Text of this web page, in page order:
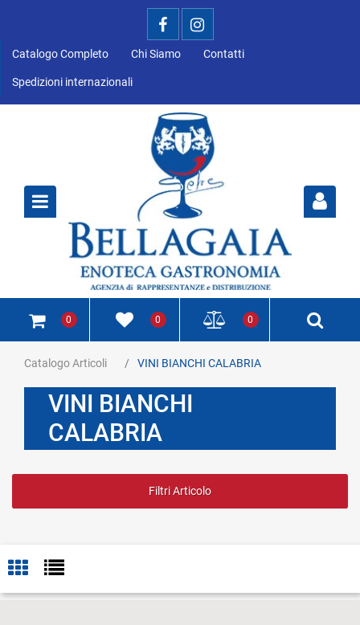
Catalogo Completo Chi Siamo Contatti
Spedizioni internazionali
0 0 0
Catalogo Articoli VINI BIANCHI CALABRIA
VINI BIANCHI
CALABRIA
Filtri Articolo